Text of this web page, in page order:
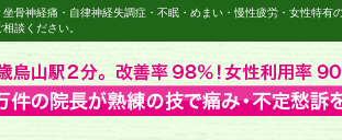
骨神経痛・自律神経失調症・不眠・めまい・慢性疲労・女性特
談ください。